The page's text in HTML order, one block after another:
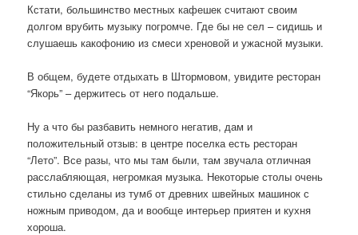
Кстати, большинство местных кафешек считают своим
долгом врубить музыку погромче. Где бы не сел – сидишь и
слушаешь какофонию из смеси хреновой и ужасной музыки.
В общем, будете отдыхать в Штормовом, увидите ресторан
“Якорь” – держитесь от него подальше.
Ну а что бы разбавить немного негатив, дам и
положительный отзыв: в центре поселка есть ресторан
“Лето”. Все разы, что мы там были, там звучала отличная
расслабляющая, негромкая музыка. Некоторые столы очень
стильно сделаны из тумб от древних швейных машинок с
ножным приводом, да и вообще интерьер приятен и кухня
хороша.